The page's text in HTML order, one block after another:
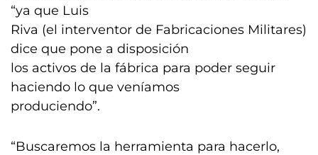
“ya que Luis
Riva (el interventor de Fabricaciones Militares)
dice que pone a disposición
los activos de la fábrica para poder seguir
haciendo lo que veníamos
produciendo”.
“Buscaremos la herramienta para hacerlo,